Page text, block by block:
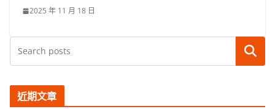
2025 年 11 月 18 日
搜尋
近期文章